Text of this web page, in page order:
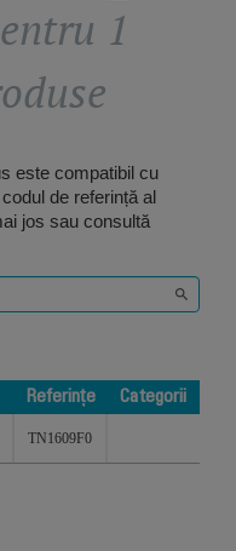
1
este compatibil cu
de referință al
jos sau consultă
Referințe
Categorii
TN1609F0